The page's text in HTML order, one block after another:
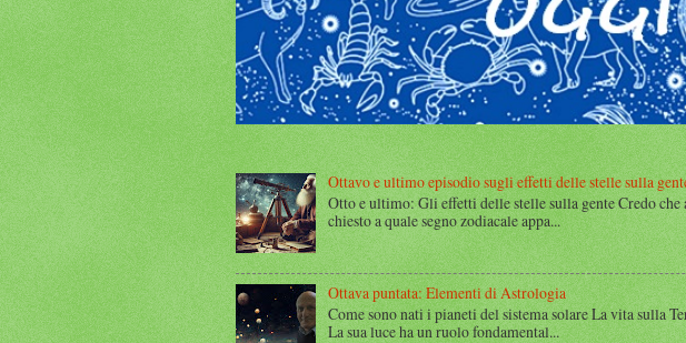
Ottavo e ultimo episodio sugli effetti delle stelle sulla
Otto e ultimo: Gli effetti delle stelle sulla gente Credo che
chiesto a quale segno zodiacale appa...
Ottava puntata: Elementi di Astrologia
Come sono nati i pianeti del sistema solare La vita sulla
La sua luce ha un ruolo fondamental...